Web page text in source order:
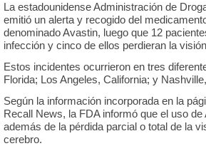
La estadounidense Administración de
emitió un alerta y recogido del
denominado Avastin, luego que 12
infección y cinco de ellos perdieran la
Estos incidentes ocurrieron en tres
Florida; Los Angeles, California; y
Según la información incorporada en la
Recall News, la FDA informó que el uso
además de la pérdida parcial o total de la
cerebro.